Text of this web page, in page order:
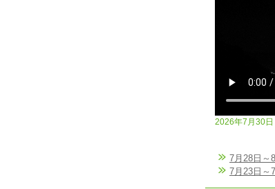
2026年7月30
7月28日～
7月23日～